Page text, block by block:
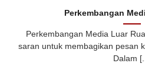
Perkembangan
Perkembangan Media Luar
saran untuk membagikan pesan
Dalam